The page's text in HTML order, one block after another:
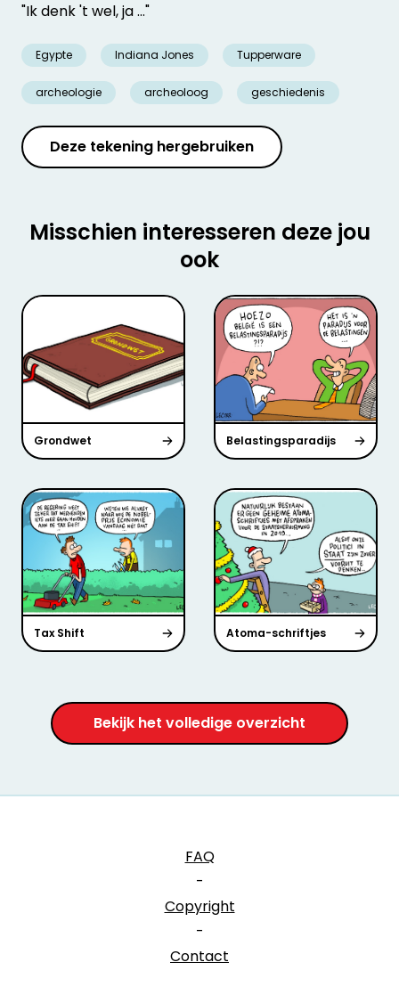
"Ik denk 't wel, ja ..."
Egypte Indiana Jones Tupperware
archeologie archeoloog geschiedenis
Deze tekening hergebruiken
Misschien interesseren deze jou
ook
Grondwet Belastingsparadijs
Tax Shift Atoma-schriftjes
Bekijk het volledige overzicht
FAQ
-
Copyright
-
Contact